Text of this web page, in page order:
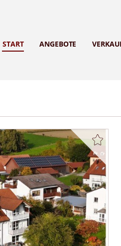
START ANGEBOTE